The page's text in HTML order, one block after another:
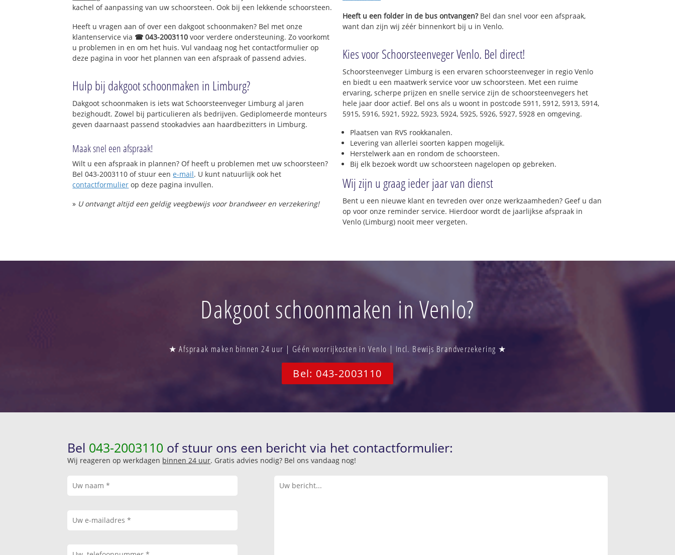
Zonneveld
Boekend
Boekend
Het Ven
t Ven
Herungerberg
Veegtes
Noorderpoort
Venkoelen
AZC
Havengebied
Heierhoeve
Fresh Park
Trade-Port-Oost
Trade-Port-Noord
Winkelcentrum
Q4
Rosarium
Craneveld
Genooy
Jezuïtenbuurt
Vogelbuurt
Bloemenbuurt
Postwegflat
Stalberg (midden)
Stalberg-oost
Grote Hei
Keulse Barrière
Auxillatrix
Sinselveld
Maaswaard
Spoorsingel
Hagerbroek
Hagerhof-West
Wylrehof
bedrijventerrein Hagerhof
Onderste en Bovenste Molen
Krekelveld
kachel of aanpassing van uw schoorsteen. Ook bij een lekkende schoorsteen.
Heeft u vragen aan of over een dakgoot schoonmaken? Bel met onze
klantenservice via ☎ 043-2003110 voor verdere ondersteuning. Zo voorkomt
u problemen in en om het huis. Vul vandaag nog het contactformulier op
deze pagina in voor het plannen van een afspraak of passend advies.
Hulp bij dakgoot schoonmaken in Limburg?
Dakgoot schoonmaken is iets wat Schoorsteenveger Limburg al jaren
bezighoudt. Zowel bij particulieren als bedrijven. Gediplomeerde monteurs
geven daarnaast passend stookadvies aan haardbezitters in Limburg.
Maak snel een afspraak!
Wilt u een afspraak in plannen? Of heeft u problemen met uw schoorsteen?
Bel 043-2003110 of stuur eene-mail. U kunt natuurlijk ook het
contactformulier op deze pagina invullen.
» U ontvangt altijd een geldig veegbewijs voor brandweer en verzekering!
Heeft u een folder in de bus ontvangen?Bel dan snel voor een afspraak,
want dan zijn wij zéér binnenkort bij u in Venlo.
Kies voor Schoorsteenveger Venlo. Bel direct!
Schoorsteenveger Limburg is een ervaren schoorsteenveger in regio Venlo
en biedt u een maatwerk service voor uw schoorsteen. Met een ruime
ervaring, scherpe prijzen en snelle service zijn de schoorsteenvegers het
hele jaar door actief. Bel ons als u woont in postcode 5911, 5912, 5913, 5914,
5915, 5916, 5921, 5922, 5923, 5924, 5925, 5926, 5927, 5928 en omgeving.
Plaatsen van RVS rookkanalen.
Levering van allerlei soorten kappen mogelijk.
Herstelwerk aan en rondom de schoorsteen.
Bij elk bezoek wordt uw schoorsteen nagelopen op gebreken.
Wij zijn u graag ieder jaar van dienst
Bent u een nieuwe klant en tevreden over onze werkzaamheden? Geef u dan
op voor onze reminder service. Hierdoor wordt de jaarlijkse afspraak in
Venlo (Limburg) nooit meer vergeten.
Dakgoot schoonmaken in Venlo?
★ Afspraak maken binnen 24 uur | Géén voorrijkosten in Venlo | Incl. Bewijs Brandverzekering ★
Bel: 043-2003110
Bel 043-2003110 of stuur ons een bericht via het contactformulier:
Wij reageren op werkdagen binnen 24 uur. Gratis advies nodig? Bel ons vandaag nog!